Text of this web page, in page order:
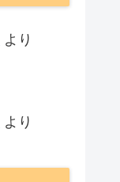
より
より